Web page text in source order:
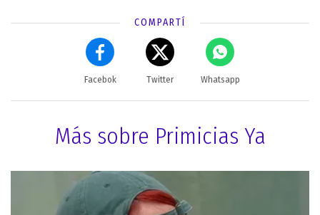
COMPARTÍ
Facebok Twitter Whatsapp
Más sobre Primicias Ya